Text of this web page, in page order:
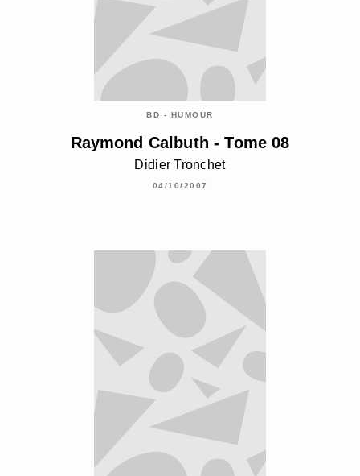
BD - HUMOUR
Raymond Calbuth - Tome 08
Didier Tronchet
04/10/2007